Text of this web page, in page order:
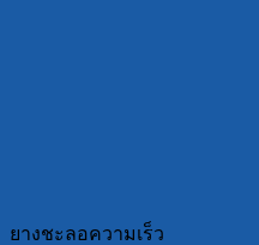
ยางชะลอความเร็ว